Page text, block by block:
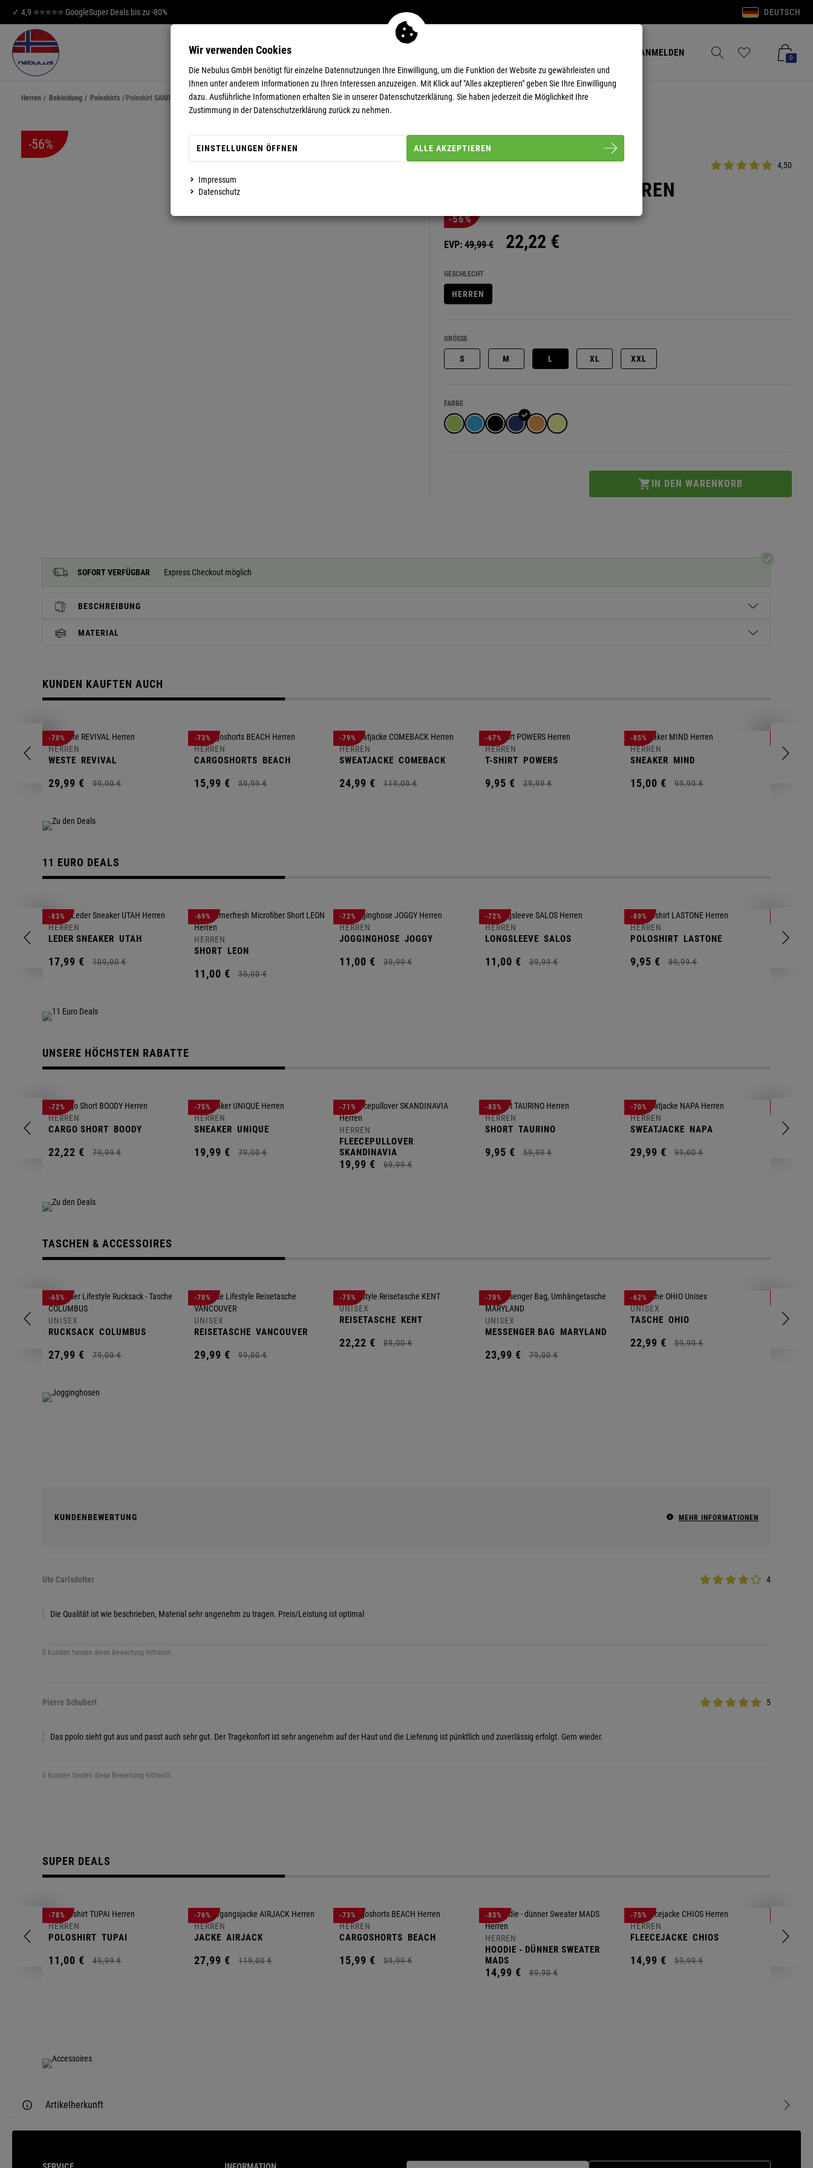
✓ 4,9 ⭐⭐⭐⭐⭐ GoogleSuper Deals bis zu -80% DEUTSCH
HERREN DAMEN AnmeldenANMELDEN Merkzettel aufklappenWarenkorb
0
Herren / Bekleidung / Poloshirts / Poloshirt SANDY Herren
-56%
MEHR ANZEIGEN
Artikel-Nummer: 20000269 4,50
POLOSHIRT SANDY HERREN
-56%
EVP: 49,99 € 22,22 €
GESCHLECHT
HERREN
GRÖSSE
S M L XL XXL
FARBE
SOFORT VERFÜGBAR Express Checkout möglich
BESCHREIBUNG
MATERIAL
KUNDEN KAUFTEN AUCH
-70%
HERREN
WESTE REVIVAL
29,99 € 99,90 €
-73%
HERREN
CARGOSHORTS BEACH
15,99 € 59,99 €
-79%
HERREN
SWEATJACKE COMEBACK
24,99 € 119,00 €
-67%
HERREN
T-SHIRT POWERS
9,95 € 29,99 €
-85%
HERREN
SNEAKER MIND
15,00 € 99,99 €
11 EURO DEALS
-83%
HERREN
LEDER SNEAKER UTAH
17,99 € 109,00 €
-69%
HERREN
SHORT LEON
11,00 € 35,00 €
-72%
HERREN
JOGGINGHOSE JOGGY
11,00 € 39,99 €
-72%
HERREN
LONGSLEEVE SALOS
11,00 € 39,99 €
-89%
HERREN
POLOSHIRT LASTONE
9,95 € 89,99 €
SHORT
UNSERE HÖCHSTEN RABATTE
-72%
HERREN
CARGO SHORT BOODY
22,22 € 79,99 €
-75%
HERREN
SNEAKER UNIQUE
19,99 € 79,00 €
-71%
HERREN
FLEECEPULLOVER
SKANDINAVIA
19,99 € 69,99 €
-83%
HERREN
SHORT TAURINO
9,95 € 59,99 €
-70%
HERREN
SWEATJACKE NAPA
29,99 € 99,00 €
TASCHEN & ACCESSOIRES
-65%
UNISEX
RUCKSACK COLUMBUS
27,99 € 79,00 €
-70%
UNISEX
REISETASCHE VANCOUVER
29,99 € 99,00 €
-75%
UNISEX
REISETASCHE KENT
22,22 € 89,00 €
-70%
UNISEX
MESSENGER BAG MARYLAND
23,99 € 79,00 €
-62%
UNISEX
TASCHE OHIO
22,99 € 59,99 €
KUNDENBEWERTUNG MEHR INFORMATIONEN
Ute Carlsdotter 4
Die Qualität ist wie beschrieben, Material sehr angenehm zu tragen. Preis/Leistung ist optimal
0 Kunden fanden diese Bewertung hilfreich.
Pierre Schubert 5
Das ppolo sieht gut aus und passt auch sehr gut. Der Tragekonfort ist sehr angenehm auf der Haut und die Lieferung ist pünktlich und zuverlässig erfolgt. Gern wieder.
0 Kunden fanden diese Bewertung hilfreich.
SUPER DEALS
-78%
HERREN
POLOSHIRT TUPAI
11,00 € 49,99 €
-76%
HERREN
JACKE AIRJACK
27,99 € 119,00 €
-73%
HERREN
CARGOSHORTS BEACH
15,99 € 59,99 €
-83%
HERREN
HOODIE - DÜNNER SWEATER
MADS
14,99 € 89,90 €
-75%
HERREN
FLEECEJACKE CHIOS
14,99 € 59,99 €
HERREN
Artikelherkunft
Wir verwenden Cookies
Die Nebulus GmbH benötigt für einzelne Datennutzungen Ihre Einwilligung, um die Funktion der Website zu gewährleisten und
Ihnen unter anderem Informationen zu Ihren Interessen anzuzeigen. Mit Klick auf "Alles akzeptieren" geben Sie Ihre Einwilligung
dazu. Ausführliche Informationen erhalten Sie in unserer Datenschutzerklärung. Sie haben jederzeit die Möglichkeit Ihre
Zustimmung in der Datenschutzerklärung zurück zu nehmen.
EINSTELLUNGEN ÖFFNEN ALLE AKZEPTIEREN
Impressum
Datenschutz